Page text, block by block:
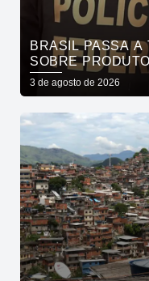
BRASIL PASSA A
SOBRE
3 de agosto de 2026